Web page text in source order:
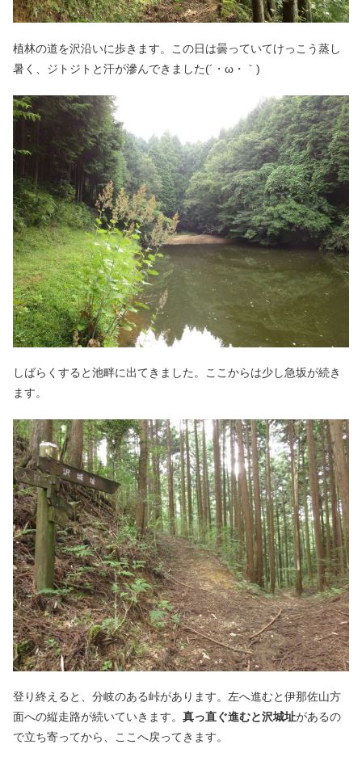
植林の道を沢沿いに歩きます。この日は曇っていてけっこう蒸し
暑く、ジトジトと汗が滲んできました(´・ω・｀)
しばらくすると池畔に出てきました。ここからは少し急坂が続き
ます。
登り終えると、分岐のある峠があります。左へ進むと伊那佐山方
面への縦走路が続いていきます。 真っ直ぐ進むと沢城址があるの
で立ち寄ってから、ここへ戻ってきます。